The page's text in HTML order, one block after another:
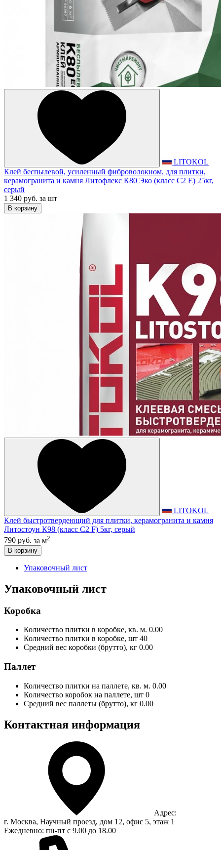
LITOKOL
Клей беспылевой, усиленный фиброволокном, для плитки,
керамогранита и камня Литофлекс К80 Эко (класс С2 Е) 25кг,
серый
1 340 руб. за шт
В корзину
LITOKOL
Клей быстротвердеющий для плитки, керамогранита и камня
Литостоун К98 (класс С2 F) 5кг, серый
790 руб. за м2
В корзину
Упаковочный лист
Упаковочный лист
Коробка
Количество плитки в коробке, кв. м. 0.00
Количество плитки в коробке, шт 40
Средний вес коробки (брутто), кг 0.00
Паллет
Количество плитки на паллете, кв. м. 0.00
Количество коробок на паллете, шт 0
Средний вес паллеты (брутто), кг 0.00
Контактная информация
Адрес:
г. Москва, Научный проезд, дом 12, офис 5, этаж 1
Ежедневно: пн-пт с 9.00 до 18.00